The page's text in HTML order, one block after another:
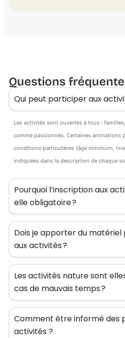
Questions
Qui peut participer aux
Les activités sont ouvertes à tous :
comme passionnés. Certaines animations
conditions particulières (âge minimum,
indiquées dans la description de chaque
Pourquoi l’inscription aux
elle obligatoire ?
Dois je apporter du
aux activités ?
Les activités nature sont
cas de mauvais temps ?
Comment être informé des
activités ?